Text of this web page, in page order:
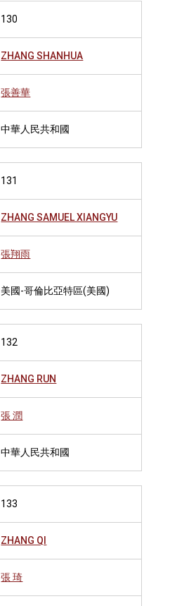
130
ZHANG SHANHUA
張善華
中華人民共和國
131
ZHANG SAMUEL XIANGYU
張翔雨
美國-哥倫比亞特區(美國)
132
ZHANG RUN
張 潤
中華人民共和國
133
ZHANG QI
張 琦